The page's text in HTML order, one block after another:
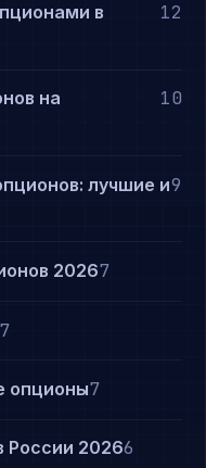
в
12
на
10
лучшие и9
20267
7
опционы7
России 20266